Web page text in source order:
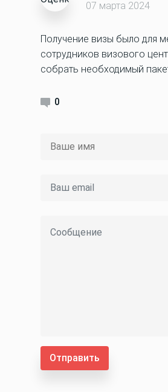
07 марта 2024
Получение визы было для
сотрудников визового
собрать необходимый
0
Отправить